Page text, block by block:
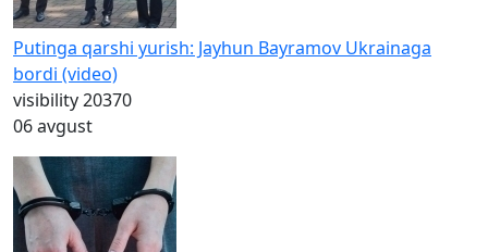
Putinga qarshi yurish: Jayhun Bayramov Ukrainaga
bordi (video)
visibility20370
06 avgust